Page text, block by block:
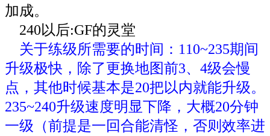
加成。
240以后:GF的灵堂
关于练级所需要的时间：110~235期间
升级极快，除了更换地图前3、4级会慢
点，其他时候基本是20把以内就能升级。
235~240升级速度明显下降，大概20分钟
一级（前提是一回合能清怪，否则效率进